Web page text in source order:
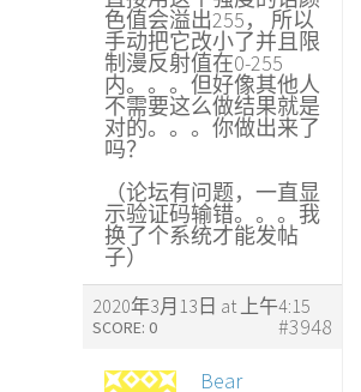
色值会溢出255， 所以
手动把它改小了并且限
制漫反射值在0-255
内。。。但好像其他人
不需要这么做结果就是
对的。。。你做出来了
吗？
（论坛有问题，一直显
示验证码输错。。。我
换了个系统才能发帖
子）
2020年3月13日 at 上午4:15
#3948
SCORE: 0
Bear